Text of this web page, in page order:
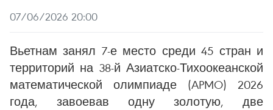
07/06/2026 20:00
Вьетнам занял 7-е место среди 45 стран и
территорий на 38-й Азиатско-Тихоокеанской
математической олимпиаде (APMO) 2026
года, завоевав одну золотую, две